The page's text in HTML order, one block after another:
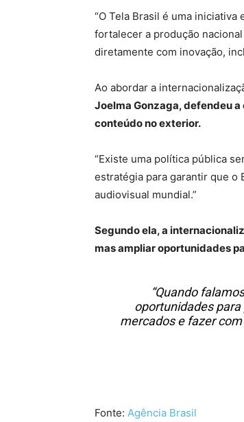
“O Tela Brasil é uma
fortalecer a produção
diretamente com inovação,
Ao abordar a
Joelma Gonzaga, defendeu
conteúdo no exterior.
“Existe uma política pública
estratégia para garantir que o
audiovisual mundial.”
Segundo ela, a
mas ampliar oportunidades
“Quando
oportunidades
mercados e fazer
Fonte: Agência Brasil